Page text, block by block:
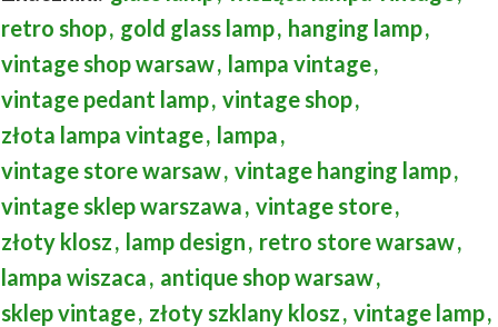
retro shop, gold glass lamp, hanging lamp,
vintage shop warsaw, lampa vintage,
vintage pedant lamp, vintage shop,
złota lampa vintage, lampa,
vintage store warsaw, vintage hanging lamp,
vintage sklep warszawa, vintage store,
złoty klosz, lamp design, retro store warsaw,
lampa wiszaca, antique shop warsaw,
sklep vintage, złoty szklany klosz, vintage lamp,